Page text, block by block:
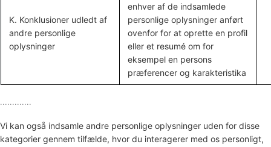
K. Konklusioner udledt af
andre personlige
oplysninger
enhver af de indsamlede
personlige oplysninger anført
ovenfor for at oprette en profil
eller et resumé om for
eksempel en persons
præferencer og karakteristika
.............
Vi kan også indsamle andre personlige oplysninger uden for disse
kategorier gennem tilfælde, hvor du interagerer med os personligt,